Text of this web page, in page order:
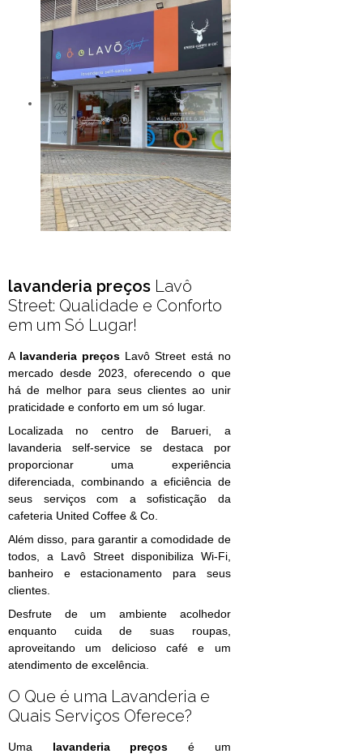
lavanderia preços Lavô
Street: Qualidade e Conforto
em um Só Lugar!
A lavanderia preços Lavô Street está no
mercado desde 2023, oferecendo o que
há de melhor para seus clientes ao unir
praticidade e conforto em um só lugar.
Localizada no centro de Barueri, a
lavanderia self-service se destaca por
proporcionar uma experiência
diferenciada, combinando a eficiência de
seus serviços com a sofisticação da
cafeteria United Coffee & Co.
Além disso, para garantir a comodidade de
todos, a Lavô Street disponibiliza Wi-Fi,
banheiro e estacionamento para seus
clientes.
Desfrute de um ambiente acolhedor
enquanto cuida de suas roupas,
aproveitando um delicioso café e um
atendimento de excelência.
O Que é uma Lavanderia e
Quais Serviços Oferece?
Uma lavanderia preços é um